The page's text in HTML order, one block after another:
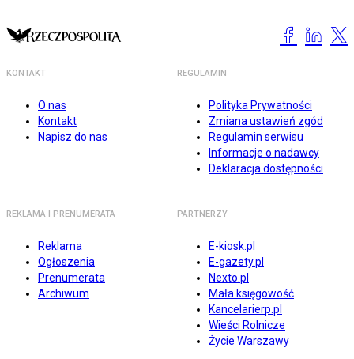
KONTAKT
O nas
Kontakt
Napisz do nas
REGULAMIN
Polityka Prywatności
Zmiana ustawień zgód
Regulamin serwisu
Informacje o nadawcy
Deklaracja dostępności
REKLAMA I PRENUMERATA
Reklama
Ogłoszenia
Prenumerata
Archiwum
PARTNERZY
E-kiosk.pl
E-gazety.pl
Nexto.pl
Mała księgowość
Kancelarierp.pl
Wieści Rolnicze
Życie Warszawy